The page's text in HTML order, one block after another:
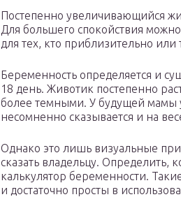
Постепенно увеличивающийся
Для большего спокойствия
для тех, кто приблизительно или
Беременность определяется и
18 день. Животик постепенно
более темными. У будущей мамы
несомненно сказывается и на
Однако это лишь визуальные
сказать владельцу. Определить,
калькулятор беременности.
и достаточно просты в